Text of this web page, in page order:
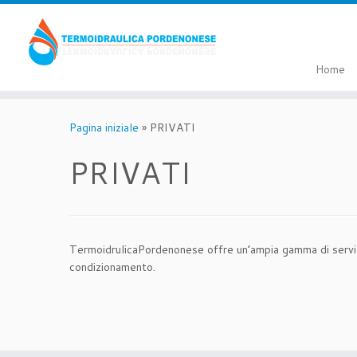
Passa
contenuto
Home
Pagina iniziale » PRIVATI
PRIVATI
TermoidrulicaPordenonese offre un’ampia gamma di
condizionamento.